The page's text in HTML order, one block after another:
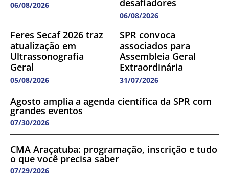
06/08/2026
desafiadores
06/08/2026
Feres Secaf 2026 traz
atualização em
Ultrassonografia
Geral
05/08/2026
SPR convoca
associados para
Assembleia Geral
Extraordinária
31/07/2026
Agosto amplia a agenda científica da SPR com
grandes eventos
07/30/2026
CMA Araçatuba: programação, inscrição e tudo
o que você precisa saber
07/29/2026